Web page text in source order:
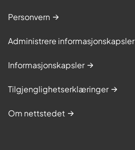
Personvern
Administrere informasjonskapsler
Informasjonskapsler
Tilgjenglighetserklæringer
Om nettstedet